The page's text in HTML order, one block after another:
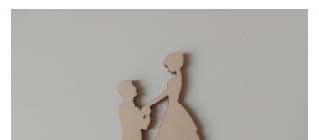
variants.
product
page